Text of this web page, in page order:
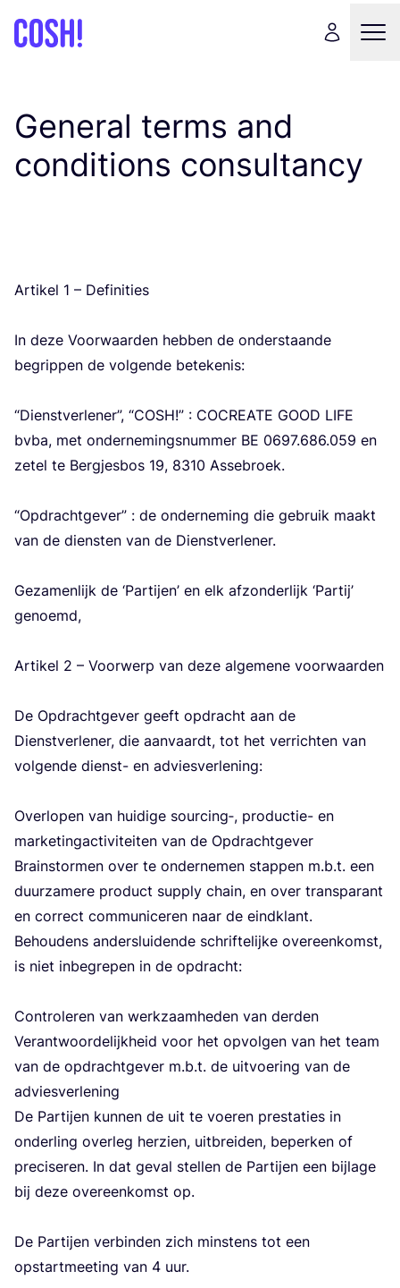
General terms and
conditions consultancy
Arti­kel 1 – Defi­ni­ties
In deze Voor­waar­den heb­ben de onder­staan­de
begrip­pen de vol­gen­de bete­ke­nis:
“Dienst­ver­le­ner”, “COSH!” : COCRE­A­TE GOOD LIFE
bvba, met onder­ne­mings­num­mer BE 0697.686.059 en
zetel te Berg­jes­bos 19, 8310 Asse­broek.
“Opdracht­ge­ver” : de onder­ne­ming die gebruik maakt
van de dien­sten van de Dienst­ver­le­ner.
Geza­men­lijk de ‘Par­tij­en’ en elk afzon­der­lijk ‘Par­tij’
genoemd,
Arti­kel 2 – Voor­werp van deze alge­me­ne voor­waar­den
De Opdracht­ge­ver geeft opdracht aan de
Dienst­ver­le­ner, die aan­vaardt, tot het ver­rich­ten van
vol­gen­de dienst- en advies­ver­le­ning:
Over­lo­pen van hui­di­ge sourcing‑, pro­duc­tie- en
mar­ke­ting­ac­ti­vi­tei­ten van de Opdracht­ge­ver
Brain­stor­men over te onder­ne­men stap­pen m.b.t. een
duur­za­me­re pro­duct sup­ply chain, en over trans­pa­rant
en cor­rect com­mu­ni­ce­ren naar de eind­klant.
Behou­dens anders­lui­den­de schrif­te­lij­ke over­een­komst,
is niet inbe­gre­pen in de opdracht:
Con­tro­le­ren van werk­zaam­he­den van der­den
Ver­ant­woor­de­lijk­heid voor het opvol­gen van het team
van de opdracht­ge­ver m.b.t. de uit­voe­ring van de
advies­ver­le­ning
De Par­tij­en kun­nen de uit te voe­ren pres­ta­ties in
onder­ling over­leg her­zien, uit­brei­den, beper­ken of
pre­ci­se­ren. In dat geval stel­len de Par­tij­en een bij­la­ge
bij deze over­een­komst op.
De Par­tij­en ver­bin­den zich min­stens tot een
opstart­mee­ting van 4 uur.